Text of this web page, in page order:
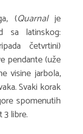
(Quarnalje
sa latinskog:
četvrtini)
pendante (uže
visine jarbola,
Svaki korak
spomenutih
libre.